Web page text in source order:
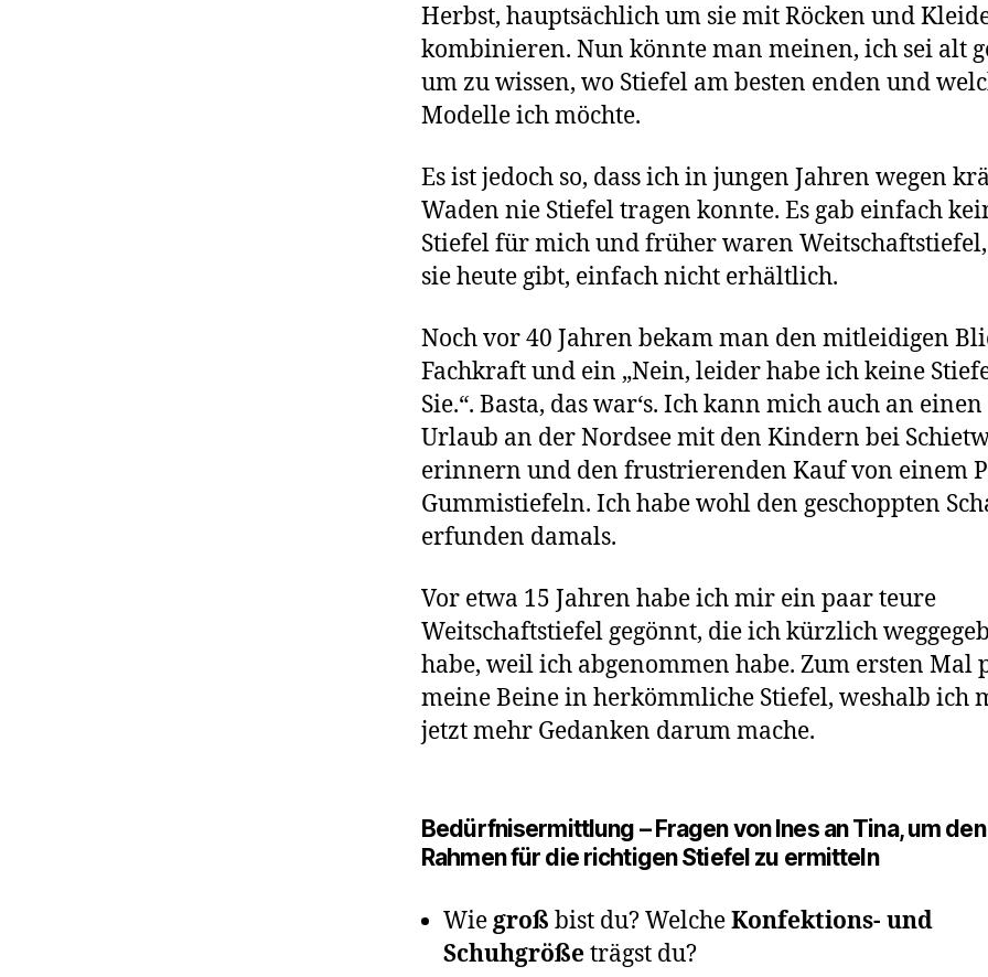
Herbst, hauptsächlich um sie mit Röcken und
kombinieren. Nun könnte man meinen, ich sei alt
um zu wissen, wo Stiefel am besten enden und
Modelle ich möchte.
Es ist jedoch so, dass ich in jungen Jahren wegen
Waden nie Stiefel tragen konnte. Es gab einfach
Stiefel für mich und früher waren
sie heute gibt, einfach nicht erhältlich.
Noch vor 40 Jahren bekam man den mitleidigen
Fachkraft und ein „Nein, leider habe ich keine
Sie.“. Basta, das war‘s. Ich kann mich auch an einen
Urlaub an der Nordsee mit den Kindern bei
erinnern und den frustrierenden Kauf von einem
Gummistiefeln. Ich habe wohl den geschoppten
erfunden damals.
Vor etwa 15 Jahren habe ich mir ein paar teure
Weitschaftstiefel gegönnt, die ich kürzlich
habe, weil ich abgenommen habe. Zum ersten Mal
meine Beine in herkömmliche Stiefel, weshalb ich
jetzt mehr Gedanken darum mache.
Bedürfnisermittlung – Fragen von Ines an Tina, um den
Rahmen für die richtigen Stiefel zu ermitteln
Wiegroß bist du? WelcheKonfektions- und
Schuhgrößeträgst du?